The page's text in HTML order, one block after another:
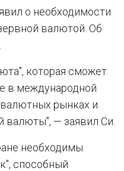
о необходимости
валютой. Об
которая сможет
в международной
рынках и
валюты", — заявил Си.
необходимы
способный